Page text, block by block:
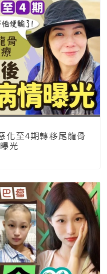
化至4期轉移尾龍骨
光